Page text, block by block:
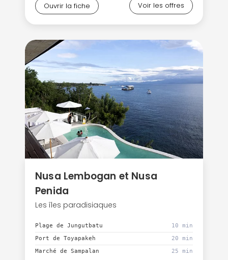
Ouvrir la fiche Voir les offres
Nusa Lembogan et Nusa
Penida
Les îles paradisiaques
Plage de Jungutbatu
10 min
Port de Toyapakeh
20 min
Marché de Sampalan
25 min